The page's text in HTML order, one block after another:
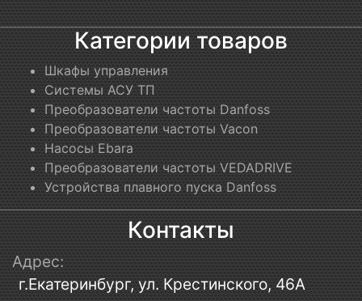
Категории товаров
Шкафы управления
Системы АСУ ТП
Преобразователи частоты Danfoss
Преобразователи частоты Vacon
Насосы Ebara
Преобразователи частоты VEDADRIVE
Устройства плавного пуска Danfoss
Контакты
Адрес:
г.Екатеринбург, ул. Крестинского, 46А